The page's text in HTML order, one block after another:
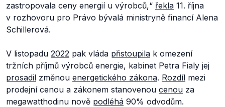
zastropovala ceny energií u výrobců,“ řekla 11. října
v rozhovoru pro Právo bývalá ministryně financí Alena
Schillerová.
V listopadu 2022 pak vláda přistoupila k omezení
tržních příjmů výrobců energie, kabinet Petra Fialy jej
prosadil změnou energetického zákona. Rozdíl mezi
prodejní cenou a zákonem stanovenou cenou za
megawatthodinu nově podléhá 90% odvodům.